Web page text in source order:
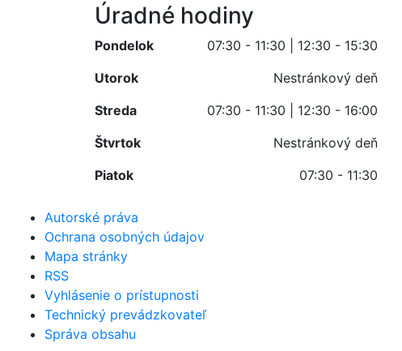
Úradné hodiny
Pondelok
07:30 - 11:30 | 12:30 - 15:30
Utorok
Nestránkový deň
Streda
07:30 - 11:30 | 12:30 - 16:00
Štvrtok
Nestránkový deň
Piatok
07:30 - 11:30
Autorské práva
Ochrana osobných údajov
Mapa stránky
RSS
Vyhlásenie o prístupnosti
Technický prevádzkovateľ
Správa obsahu